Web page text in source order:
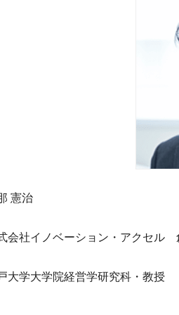
憲治
会社イノベーション・アクセル
大学大学院経営学研究科・教授